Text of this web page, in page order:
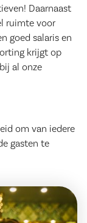
Daarnaast
ruimte voor
goed salaris en
krijgt op
al onze
om van iedere
gasten te